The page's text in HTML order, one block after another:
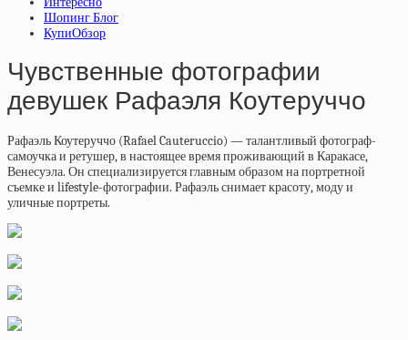
Шопинг Блог
КупиОбзор
Чувственные фотографии
девушек Рафаэля Коутеруччо
Рафаэль Коутеруччо (Rafael Cauteruccio) — талантливый фотограф-
самоучка и ретушер, в настоящее время проживающий в Каракасе,
Венесуэла. Он специализируется главным образом на портретной
съемке и lifestyle-фотографии. Рафаэль снимает красоту, моду и
уличные портреты.